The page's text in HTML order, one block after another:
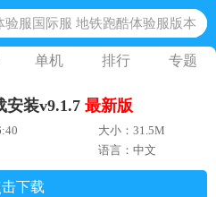
验服国际服 地铁跑酷体验服版本
游正版 点亮星空共庆周年
载 蛋仔派对体验服
传奇 正版奥特曼游戏
单机 排行 专题
安装v9.1.7 最新版
大小：31.5M
语言：中文
击下载